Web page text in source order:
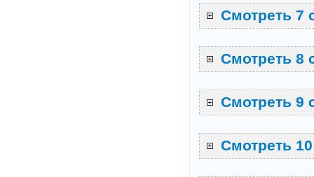
Смотреть 7
Смотреть 8
Смотреть 9
Смотреть